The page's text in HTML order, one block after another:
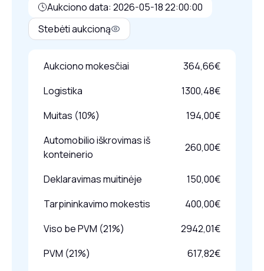
Aukciono data: 2026-05-18 22:00:00
Stebėti aukcioną
Aukciono mokesčiai
364,66€
Logistika
1300,48€
Muitas (10%)
194,00€
Automobilio iškrovimas iš
konteinerio
260,00€
Deklaravimas muitinėje
150,00€
Tarpininkavimo mokestis
400,00€
Viso be PVM (21%)
2942,01€
PVM (21%)
617,82€